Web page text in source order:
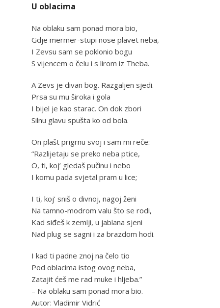
U oblacima
Na oblaku sam ponad mora bio,
Gdje mermer-stupi nose plavet neba,
I Zevsu sam se poklonio bogu
S vijencem o čelu i s lirom iz Theba.
A Zevs je divan bog. Razgaljen sjedi.
Prsa su mu široka i gola
I bijel je kao starac. On dok zbori
Silnu glavu spušta ko od bola.
On plašt prigrnu svoj i sam mi reče:
“Razlijetaju se preko neba ptice,
O, ti, koj’ gledaš pučinu i nebo
I komu pada svjetal pram u lice;
I ti, koj’ sniš o divnoj, nagoj ženi
Na tamno-modrom valu što se rodi,
Kad siđeš k zemlji, u jablana sjeni
Nad plug se sagni i za brazdom hodi.
I kad ti padne znoj na čelo tio
Pod oblacima istog ovog neba,
Zatajit ćeš me rad muke i hljeba.”
– Na oblaku sam ponad mora bio.
Autor: Vladimir Vidrić